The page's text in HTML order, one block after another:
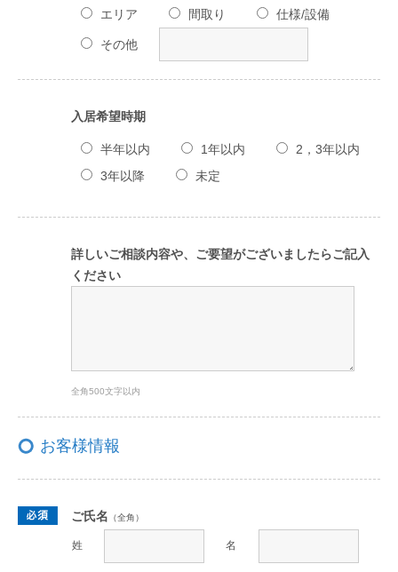
エリア 間取り 仕様/設備
その他
入居希望時期
半年以内 1年以内
2，3年以内
3年以降
未定
詳しいご相談内容や、ご要望がございましたらご記入
ください
全角500文字以内
お客様情報
ご氏名 （全角）
姓 名